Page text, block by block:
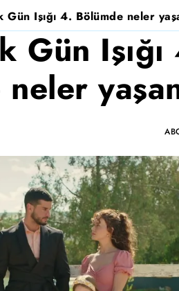
Gün Işığı 4. Bölümde neler
Gün Işığı